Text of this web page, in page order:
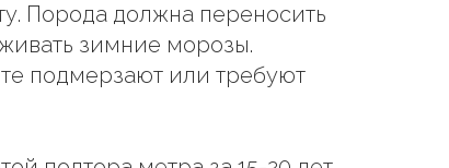
Порода должна переносить
зимние морозы.
подмерзают или требуют